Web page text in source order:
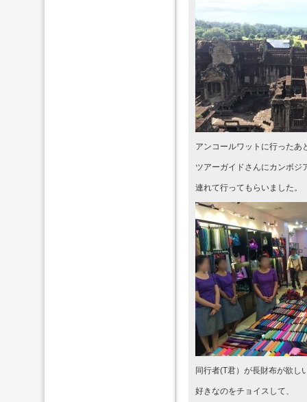
アンコールワットに行ったあ
ツアーガイドさんにカンボジ
連れて行ってもらいました。
同行者(T君）が長財布が欲し
好きなのをチョイスして、